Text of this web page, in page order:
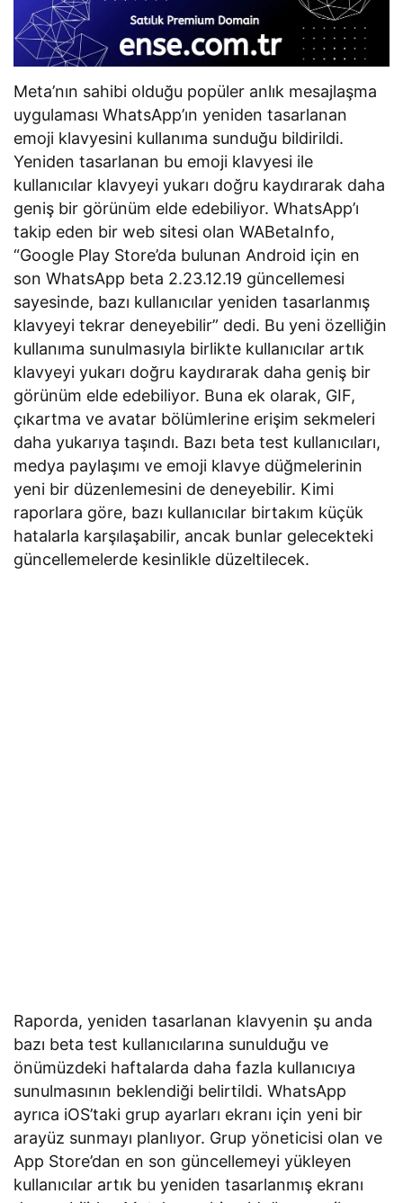
Meta’nın sahibi olduğu popüler anlık mesajlaşma
uygulaması WhatsApp’ın yeniden tasarlanan
emoji klavyesini kullanıma sunduğu bildirildi.
Yeniden tasarlanan bu emoji klavyesi ile
kullanıcılar klavyeyi yukarı doğru kaydırarak daha
geniş bir görünüm elde edebiliyor. WhatsApp’ı
takip eden bir web sitesi olan WABetaInfo,
“Google Play Store’da bulunan Android için en
son WhatsApp beta 2.23.12.19 güncellemesi
sayesinde, bazı kullanıcılar yeniden tasarlanmış
klavyeyi tekrar deneyebilir” dedi. Bu yeni özelliğin
kullanıma sunulmasıyla birlikte kullanıcılar artık
klavyeyi yukarı doğru kaydırarak daha geniş bir
görünüm elde edebiliyor. Buna ek olarak, GIF,
çıkartma ve avatar bölümlerine erişim sekmeleri
daha yukarıya taşındı. Bazı beta test kullanıcıları,
medya paylaşımı ve emoji klavye düğmelerinin
yeni bir düzenlemesini de deneyebilir. Kimi
raporlara göre, bazı kullanıcılar birtakım küçük
hatalarla karşılaşabilir, ancak bunlar gelecekteki
güncellemelerde kesinlikle düzeltilecek.
Raporda, yeniden tasarlanan klavyenin şu anda
bazı beta test kullanıcılarına sunulduğu ve
önümüzdeki haftalarda daha fazla kullanıcıya
sunulmasının beklendiği belirtildi. WhatsApp
ayrıca iOS’taki grup ayarları ekranı için yeni bir
arayüz sunmayı planlıyor. Grup yöneticisi olan ve
App Store’dan en son güncellemeyi yükleyen
kullanıcılar artık bu yeniden tasarlanmış ekranı